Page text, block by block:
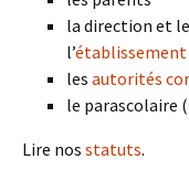
la direction et
l’établissement
les autorités
le parascolaire (
Lire nos statuts.